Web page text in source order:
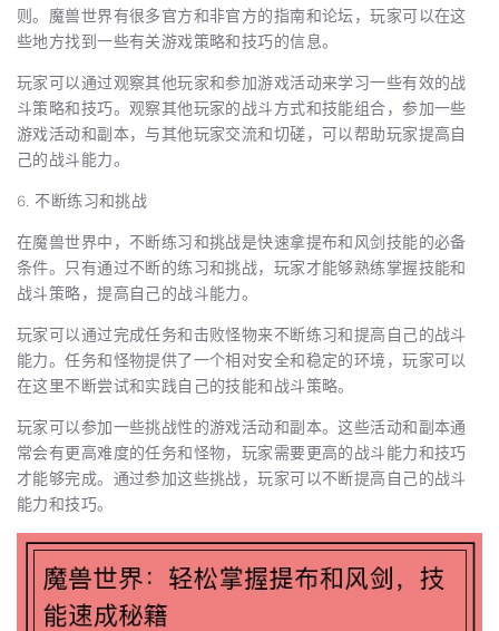
则。魔兽世界有很多官方和非官方的指南和论坛，玩家可以在这
些地方找到一些有关游戏策略和技巧的信息。
玩家可以通过观察其他玩家和参加游戏活动来学习一些有效的战
斗策略和技巧。观察其他玩家的战斗方式和技能组合，参加一些
游戏活动和副本，与其他玩家交流和切磋，可以帮助玩家提高自
己的战斗能力。
6. 不断练习和挑战
在魔兽世界中，不断练习和挑战是快速拿提布和风剑技能的必备
条件。只有通过不断的练习和挑战，玩家才能够熟练掌握技能和
战斗策略，提高自己的战斗能力。
玩家可以通过完成任务和击败怪物来不断练习和提高自己的战斗
能力。任务和怪物提供了一个相对安全和稳定的环境，玩家可以
在这里不断尝试和实践自己的技能和战斗策略。
玩家可以参加一些挑战性的游戏活动和副本。这些活动和副本通
常会有更高难度的任务和怪物，玩家需要更高的战斗能力和技巧
才能够完成。通过参加这些挑战，玩家可以不断提高自己的战斗
能力和技巧。